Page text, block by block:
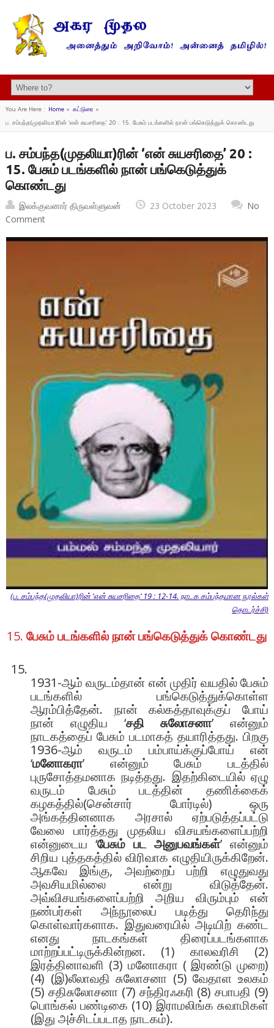
You Are Here : Home» கட்டுரை »
ப. சம்பந்த(முதலியா)ரின் ‘என் சுயசரிதை’ 20 : 15. பேசும் படங்களில் நான் பங்கெடுத்துக் கொண்டது
ப. சம்பந்த(முதலியா)ரின் ‘என் சுயசரிதை’ 20 :
15. பேசும் படங்களில் நான் பங்கெடுத்துக்
கொண்டது
இலக்குவனார் திருவள்ளுவன் 23 October 2023
No
Comment
(ப. சம்பந்த(முதலியா)ரின் ‘என் சுயசரிதை’ 19 : 12-14. நாடக சம்பந்தமான நூல்கள்
தொடர்ச்சி)
15.பேசும் படங்களில் நான் பங்கெடுத்துக் கொண்டது
1931-ஆம் வருடம்தான் என் முதிர் வயதில் பேசும்
படங்களில் பங்கெடுத்துக்கொள்ள
ஆரம்பித்தேன். நான் கல்கத்தாவுக்குப் போய்
நான் எழுதிய ‘சதி சுலோசனா’ என்னும்
நாடகத்தைப் பேசும் படமாகத் தயாரித்தது. பிறகு
1936-ஆம் வருடம் பம்பாய்க்குப்போய் என்
‘மனோகரா’ என்னும் பேசும் படத்தில்
புருசோத்தமனாக நடித்தது. இதற்கிடையில் ஏழு
வருடம் பேசும் படத்தின் தணிக்கைக்
கழகத்தில்(சென்சார் போர்டில்) ஒரு
அங்கத்தினனாக அரசால் ஏற்படுத்தப்பட்டு
வேலை பார்த்தது முதலிய விசயங்களைப்பற்றி
என்னுடைய ‘பேசும் பட அனுபவங்கள்’ என்னும்
சிறிய புத்தகத்தில் விரிவாக எழுதியிருக்கிறேன்.
ஆகவே இங்கு, அவற்றைப் பற்றி எழுதுவது
அவசியமில்லை என்று விடுத்தேன்.
அவ்விசயங்களைப்பற்றி அறிய விரும்பும் என்
நண்பர்கள் அந்நூலைப் படித்து தெரிந்து
கொள்வார்களாக. இதுவரையில் அடியிற் கண்ட
எனது நாடகங்கள் திரைப்படங்களாக
மாற்றப்பட்டிருக்கின்றன. (1) காலவரிசி (2)
இரத்தினாவளி (3) மனோகரா ( இரண்டு முறை)
(4) (இ)லீலாவதி சுலோசனா (5) வேதாள உலகம்
(5) சதிசுலோசனா (7) சந்திரஃகரி (8) சபாபதி (9)
பொங்கல் பண்டிகை (10) இராமலிங்க சுவாமிகள்
(இது அச்சிடப்படாத நாடகம்).